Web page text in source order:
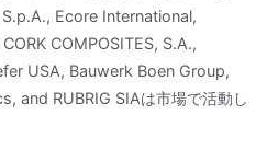
Ecore International,
COMPOSITES, S.A.,
USA, Bauwerk Boen Group,
and RUBRIG SIAは市場で活動し